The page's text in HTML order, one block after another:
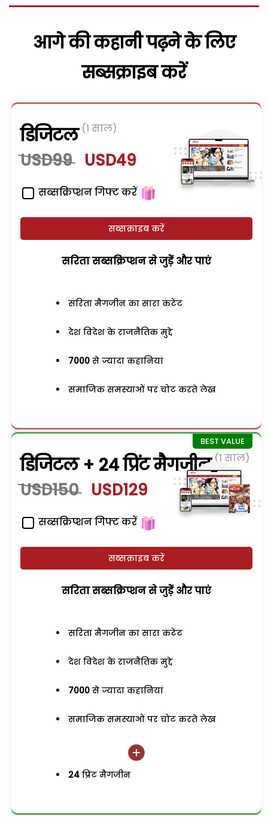
आगे की कहानी पढ़ने के लिए
सब्सक्राइब करें
डिजिटल (1 साल)
USD99 USD49
सब्सक्रिप्शन गिफ्ट करें
सब्सक्राइब करें
सरिता सब्सक्रिप्शन से जुड़ेें और पाएं
सरिता मैगजीन का सारा कंटेंट
देश विदेश के राजनैतिक मुद्दे
7000 से ज्यादा कहानियां
समाजिक समस्याओं पर चोट करते लेख
डिजिटल + 24 प्रिंट मैगजीन (1 साल)
USD150 USD129
सब्सक्रिप्शन गिफ्ट करें
सब्सक्राइब करें
सरिता सब्सक्रिप्शन से जुड़ेें और पाएं
सरिता मैगजीन का सारा कंटेंट
देश विदेश के राजनैतिक मुद्दे
7000 से ज्यादा कहानियां
समाजिक समस्याओं पर चोट करते लेख
24 प्रिंट मैगजीन